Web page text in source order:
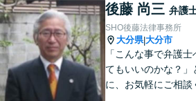
もに対応可！お気軽
ください。【英語対
後藤 尚三 弁護
SHO後藤法律事務所
大分県|大分市
「こんな事で弁護士
てもいいのかな？」
に、お気軽にご相談